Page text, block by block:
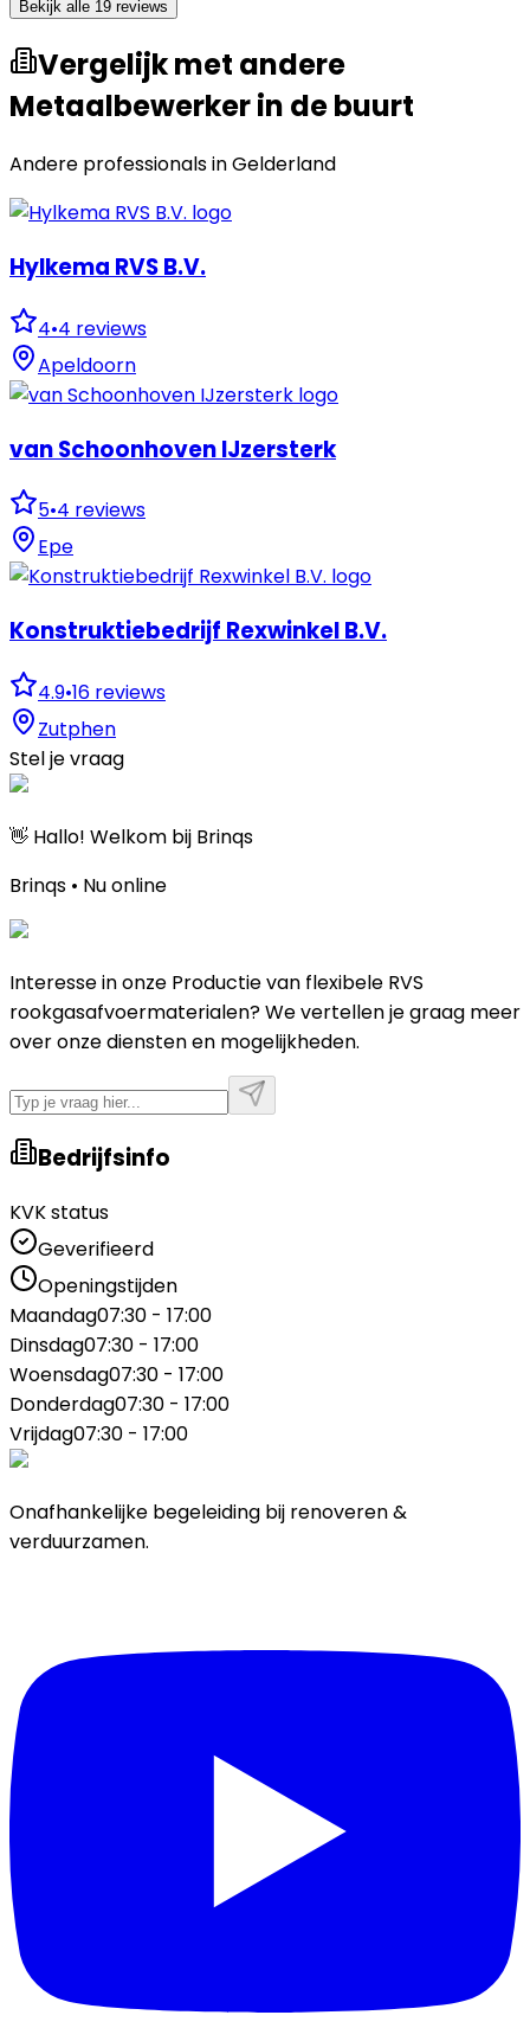
Bekijk alle 19 reviews
Vergelijk met andere
Metaalbewerker in de buurt
Andere professionals inGelderland
Hylkema RVS B.V.
4•4 reviews
Apeldoorn
van Schoonhoven IJzersterk
5•4 reviews
Epe
Konstruktiebedrijf Rexwinkel B.V.
4.9•16 reviews
Zutphen
Stel je vraag
👋 Hallo! Welkom bij Brinqs
Brinqs • Nu online
Interesse in onze Productie van flexibele RVS
rookgasafvoermaterialen? We vertellen je graag meer
over onze diensten en mogelijkheden.
Bedrijfsinfo
KVK status
Geverifieerd
Openingstijden
Maandag07:30 - 17:00
Dinsdag07:30 - 17:00
Woensdag07:30 - 17:00
Donderdag07:30 - 17:00
Vrijdag07:30 - 17:00
Onafhankelijke begeleiding bij renoveren &
verduurzamen.